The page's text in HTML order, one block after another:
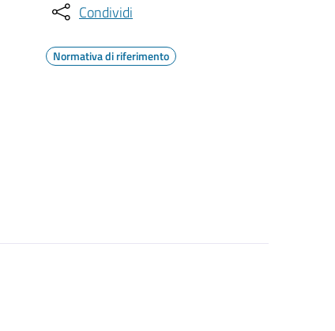
Condividi
Normativa di riferimento